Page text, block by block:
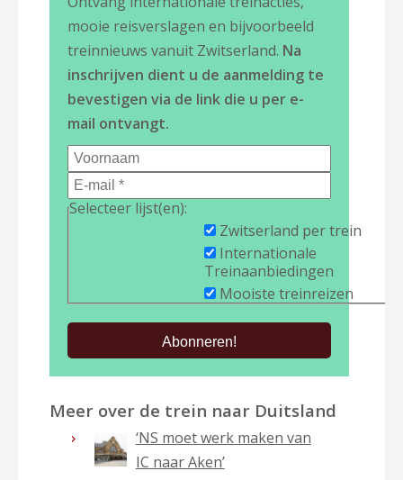
mooie reisverslagen en bijvoorbeeld
treinnieuws vanuit Zwitserland. Na
inschrijven dient u de aanmelding te
bevestigen via de link die u per e-
mail ontvangt.
Selecteer lijst(en):
Zwitserland per trein
Internationale
Treinaanbiedingen
Mooiste treinreizen
Meer over de trein naar Duitsland
‘NS moet werk maken van
IC naar Aken’